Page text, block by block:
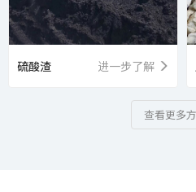
硫酸渣 进一步了解
查看更多